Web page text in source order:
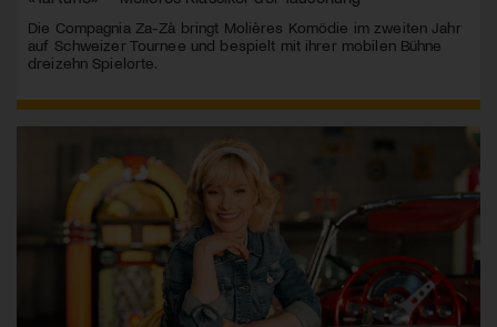
Die Compagnia Za-Zà bringt Molières Komödie im zweiten Jahr
auf Schweizer Tournee und bespielt mit ihrer mobilen Bühne
dreizehn Spielorte.